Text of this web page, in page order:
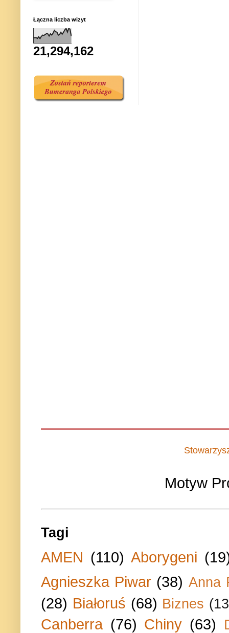
Łączna liczba wizyt
21,294,162
Motyw
Tagi
AMEN (110) Aborygeni
Agnieszka Piwar (38) Anna
(28) Białoruś (68) Biznes
Canberra (76) Chiny (63)